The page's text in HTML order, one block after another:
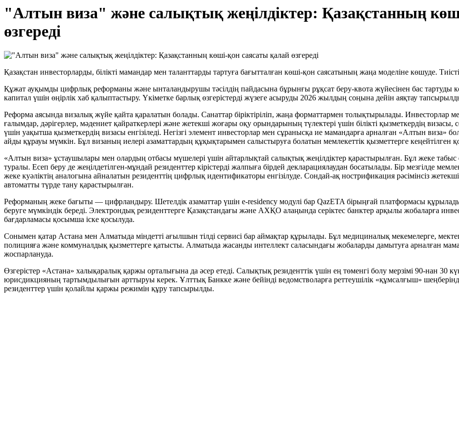
"Алтын виза" және салықтық жеңілдіктер: Қазақстанның
өзгереді
Қазақстан инвесторларды, білікті мамандар мен таланттарды тартуға бағытталған көші-қон саясатының жаңа моделіне көшуде.
Құжат ауқымды цифрлық реформаны және ынталандырушы тәсілдің пайдасына бұрынғы рұқсат беру-квота жүйесінен бас тартуды
капитал үшін өңірлік хаб қалыптастыру. Үкіметке барлық өзгерістерді жүзеге асыруды 2026 жылдың соңына дейін аяқтау
Реформа аясында визалық жүйе қайта қаралатын болады. Санаттар біріктіріліп, жаңа форматтармен толықтырылады. Инвесторлар
ғалымдар, дәрігерлер, мәдениет қайраткерлері және жетекші жоғары оқу орындарының түлектері үшін білікті қызметкердің
үшін уақытша қызметкердің визасы енгізіледі. Негізгі элемент инвесторлар мен сұранысқа ие мамандарға арналған «Алтын виза»
айды құрауы мүмкін. Бұл визаның иелері азаматтардың құқықтарымен салыстыруға болатын мемлекеттік қызметтерге кеңейтілген
«Алтын виза» ұстаушылары мен олардың отбасы мүшелері үшін айтарлықтай салықтық жеңілдіктер қарастырылған. Бұл жеке
туралы. Есеп беру де жеңілдетілген-мұндай резиденттер кірістерді жалпыға бірдей декларациялаудан босатылады. Бір мезгілде
жеке куәліктің аналогына айналатын резиденттің цифрлық идентификаторы енгізілуде. Сондай-ақ нострификация рәсімінсіз
автоматты түрде тану қарастырылған.
Реформаның жеке бағыты — цифрландыру. Шетелдік азаматтар үшін e-residency модулі бар QazETA бірыңғай платформасы
беруге мүмкіндік береді. Электрондық резиденттерге Қазақстандағы және АХҚО алаңында серіктес банктер арқылы жобаларға
бағдарламасы қосымша іске қосылуда.
Сонымен қатар Астана мен Алматыда міндетті ағылшын тілді сервисі бар аймақтар құрылады. Бұл медициналық мекемелерге,
полицияға және коммуналдық қызметтерге қатысты. Алматыда жасанды интеллект саласындағы жобаларды дамытуға арналған
жоспарлануда.
Өзгерістер «Астана» халықаралық қаржы орталығына да әсер етеді. Салықтық резиденттік үшін ең төменгі болу мерзімі 90-нан 30
юрисдикцияның тартымдылығын арттыруы керек. Ұлттық Банкке және бейінді ведомстволарға реттеушілік «құмсалғыш»
резиденттер үшін қолайлы қаржы режимін құру тапсырылды.